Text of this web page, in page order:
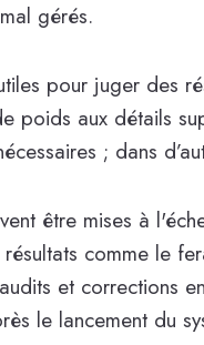
gérés.
pour juger des
poids aux détails
; dans
être mises à
comme le
et corrections
le lancement du